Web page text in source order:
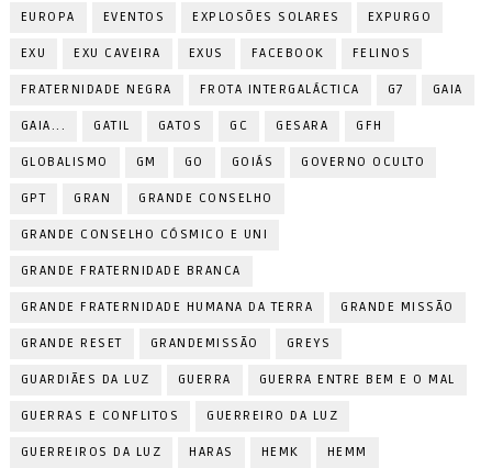
EUROPA EVENTOS EXPLOSÕES SOLARES EXPURGO
EXU EXU CAVEIRA EXUS FACEBOOK FELINOS
FRATERNIDADE NEGRA FROTA INTERGALÁCTICA G7 GAIA
GAIA... GATIL GATOS GC GESARA GFH
GLOBALISMO GM GO GOIÁS GOVERNO OCULTO
GPT GRAN GRANDE CONSELHO
GRANDE CONSELHO CÓSMICO E UNI
GRANDE FRATERNIDADE BRANCA
GRANDE FRATERNIDADE HUMANA DA TERRA GRANDE MISSÃO
GRANDE RESET GRANDEMISSÃO GREYS
GUARDIÃES DA LUZ GUERRA GUERRA ENTRE BEM E O MAL
GUERRAS E CONFLITOS GUERREIRO DA LUZ
GUERREIROS DA LUZ HARAS HEMK HEMM